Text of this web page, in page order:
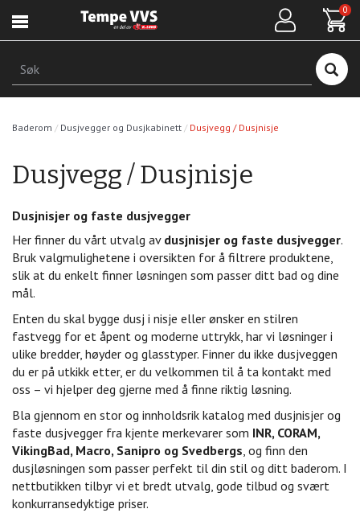
hovedinnhold
0
Søk
Baderom Dusjvegger og Dusjkabinett Dusjvegg / Dusjnisje
Dusjvegg / Dusjnisje
Dusjnisjer og faste dusjvegger
Her finner du vårt utvalg av dusjnisjer og faste dusjvegger.
Bruk valgmulighetene i oversikten for å filtrere produktene,
slik at du enkelt finner løsningen som passer ditt bad og dine
mål.
Enten du skal bygge dusj i nisje eller ønsker en stilren
fastvegg for et åpent og moderne uttrykk, har vi løsninger i
ulike bredder, høyder og glasstyper. Finner du ikke dusjveggen
du er på utkikk etter, er du velkommen til å ta kontakt med
oss – vi hjelper deg gjerne med å finne riktig løsning.
Bla gjennom en stor og innholdsrik katalog med dusjnisjer og
faste dusjvegger fra kjente merkevarer som INR, CORAM,
VikingBad, Macro, Sanipro og Svedbergs, og finn den
dusjløsningen som passer perfekt til din stil og ditt baderom. I
nettbutikken tilbyr vi et bredt utvalg, gode tilbud og svært
konkurransedyktige priser.